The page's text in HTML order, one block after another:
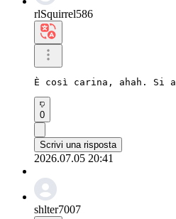
rlSquirrel586
È così carina, ahah. Si
0
Scrivi una risposta
2026.07.05 20:41
shlter7007